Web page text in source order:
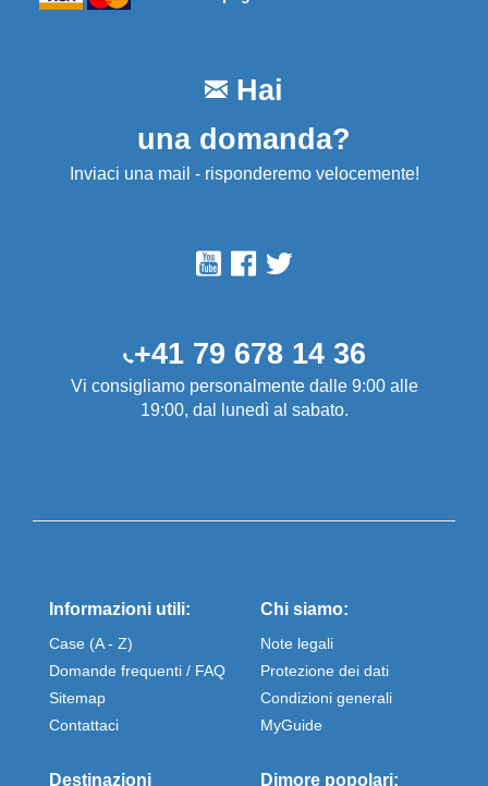
Hai
una domanda?
Inviaci una mail - risponderemo velocemente!
+41 79 678 14 36
Vi consigliamo personalmente dalle 9:00 alle
19:00, dal lunedì al sabato.
Informazioni utili:
Case (A - Z)
Domande frequenti / FAQ
Sitemap
Contattaci
Chi siamo:
Note legali
Protezione dei dati
Condizioni generali
MyGuide
Destinazioni Dimore popolari: